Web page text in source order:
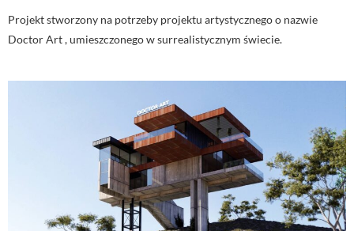
Projekt stworzony na potrzeby projektu artystycznego o nazwie
Doctor Art , umieszczonego w surrealistycznym świecie.